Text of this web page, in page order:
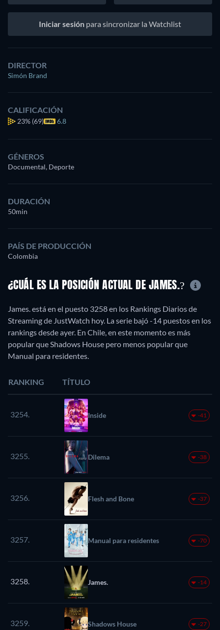
Iniciar sesión para sincronizar la Watchlist
DIRECTOR
Simón Brand
CALIFICACIÓN
23% (69) 6.8
GÉNEROS
Documental, Deporte
DURACIÓN
50min
PAÍS DE PRODUCCIÓN
Colombia
¿CUÁL ES LA POSICIÓN ACTUAL DE JAMES.?
James. está en el puesto 3258 en los Rankings Diarios de
Streaming de JustWatch hoy. La serie bajó -14 puestos en los
rankings desde ayer. En Chile, en este momento es más
popular que Shadows House pero menos popular que
Manual para residentes.
RANKING TÍTULO
3254. Inside -41
3255. Dilema -38
3256. Flesh and Bone -37
3257. Manual para residentes -70
3258. James. -14
3259. Shadows House -27